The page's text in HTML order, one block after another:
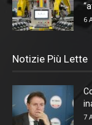
6
Notizie Più Lette
7